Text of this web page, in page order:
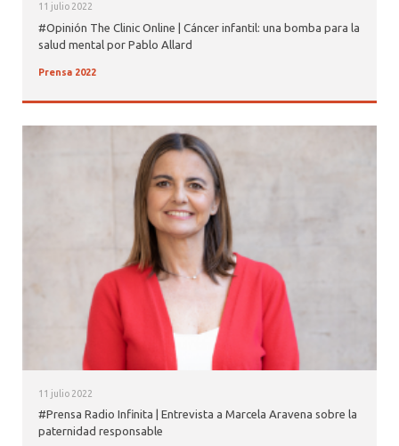
11 julio 2022
#Opinión The Clinic Online | Cáncer infantil: una bomba para la
salud mental por Pablo Allard
Prensa 2022
11 julio 2022
#Prensa Radio Infinita | Entrevista a Marcela Aravena sobre la
paternidad responsable